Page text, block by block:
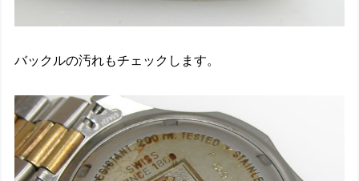
バックルの汚れもチェックします。